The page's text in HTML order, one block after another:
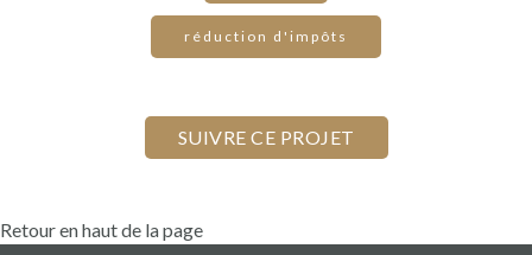
réduction d'impôts
Retour en haut de la page